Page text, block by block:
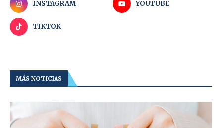
INSTAGRAM YOUTUBE
TIKTOK
MÁS NOTICIAS